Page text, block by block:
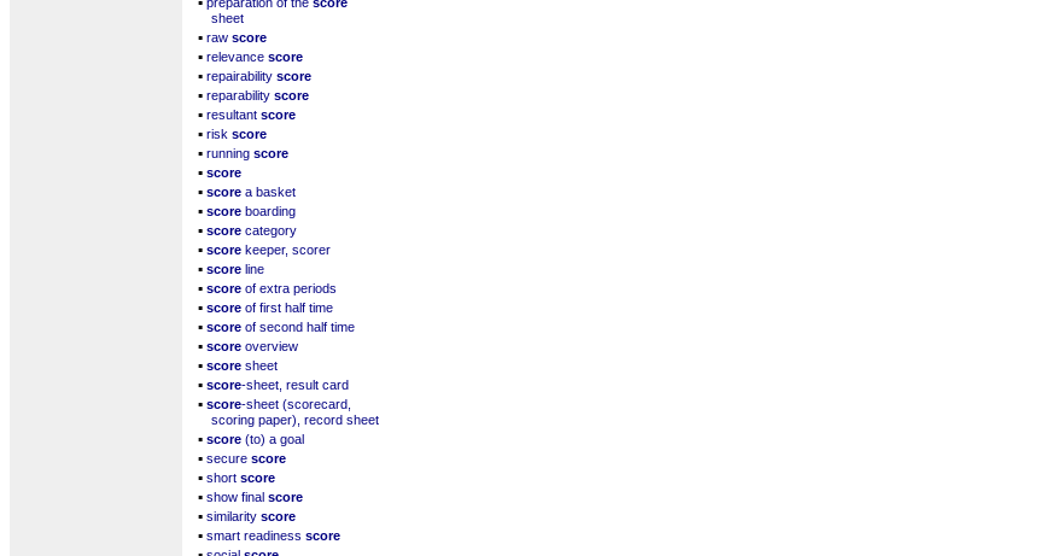
sheet
▪ raw score
▪ relevance score
▪ repairability score
▪ reparability score
▪ resultant score
▪ risk score
▪ running score
▪ score
▪ score a basket
▪ score boarding
▪ score category
▪ score keeper, scorer
▪ score line
▪ score of extra periods
▪ score of first half time
▪ score of second half time
▪ score overview
▪ score sheet
▪ score-sheet, result card
▪ score-sheet (scorecard,
scoring paper), record sheet
▪ score (to) a goal
▪ secure score
▪ short score
▪ show final score
▪ similarity score
▪ smart readiness score